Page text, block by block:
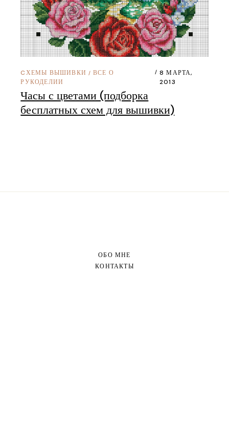
CХЕМЫ ВЫШИВКИ / ВСЕ О
РУКОДЕЛИИ
8 МАРТА,
2013
Часы с цветами (подборка
бесплатных схем для вышивки)
ОБО МНЕ
КОНТАКТЫ